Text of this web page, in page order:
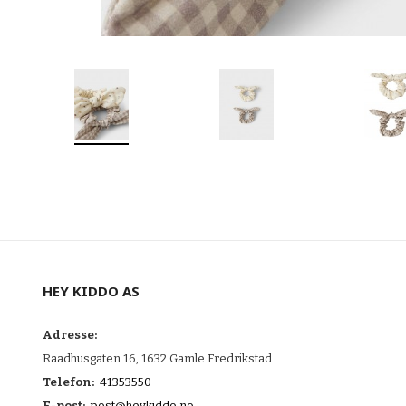
HEY KIDDO AS
Adresse:
Raadhusgaten 16, 1632 Gamle Fredrikstad
Telefon: 41353550